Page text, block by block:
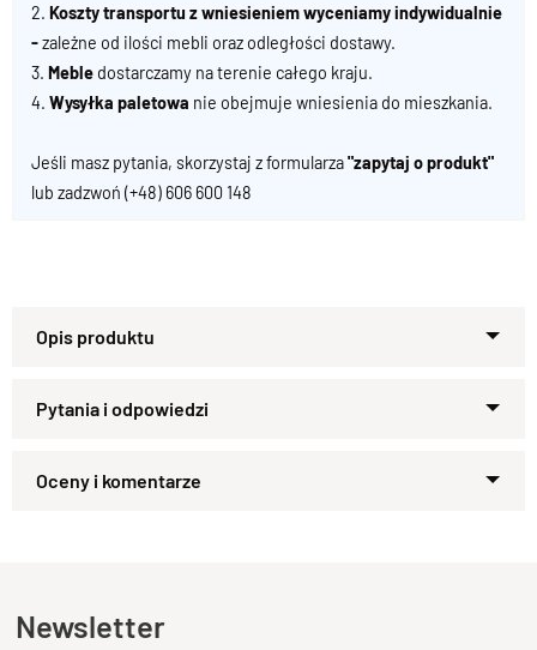
2. Koszty transportu z wniesieniem wyceniamy indywidualnie
-zależne od ilości mebli oraz odległości dostawy.
3. Meble dostarczamy na terenie całego kraju.
4. Wysyłka paletowa nie obejmuje wniesienia do mieszkania.
Jeśli masz pytania, skorzystaj z formularza"zapytaj o produkt"
lub zadzwoń (+48) 606 600 148
RTV. Powstał na zamówienie specjalne dla naszych klientów,
wykorzystać jako szafkę pod telewizor w ich sypialni. Na
wymiarach 180/90/45, która ma 6 głębokich szuflad na
Zapytaj o produkt
Newsletter